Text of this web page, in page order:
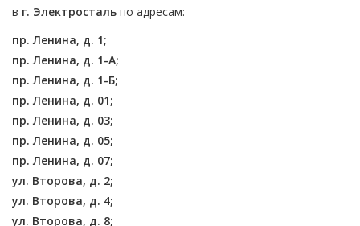
в г. Электросталь по адресам:
пр. Ленина, д. 1;
пр. Ленина, д. 1-А;
пр. Ленина, д. 1-Б;
пр. Ленина, д. 01;
пр. Ленина, д. 03;
пр. Ленина, д. 05;
пр. Ленина, д. 07;
ул. Второва, д. 2;
ул. Второва, д. 4;
ул. Второва, д. 8;